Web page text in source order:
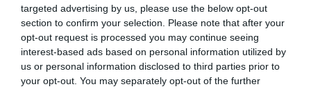
targeted advertising by us, please use the below opt-out
section to confirm your selection. Please note that after your
opt-out request is processed you may continue seeing
interest-based ads based on personal information utilized by
us or personal information disclosed to third parties prior to
your opt-out. You may separately opt-out of the further
Conheça a programação de fim-de-semana dos hotéis
da colecção Savoy Signature